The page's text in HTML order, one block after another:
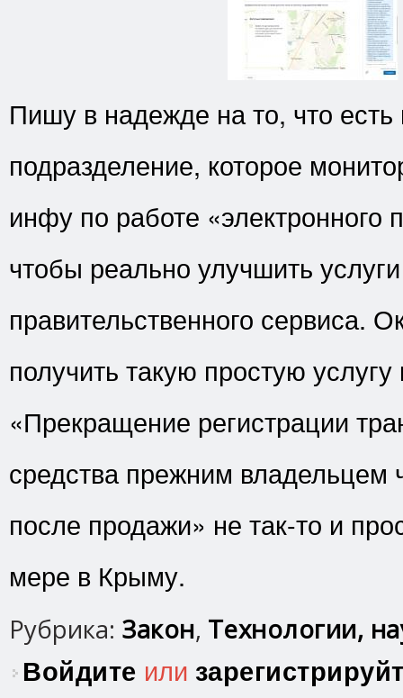
Пишу в надежде на то, что есть
подразделение, которое
инфу по работе «электронного
чтобы реально улучшить
правительственного сервиса.
получить такую простую услугу
«Прекращение регистрации
средства прежним владельцем
после продажи» не так-то и
мере в Крыму.
Рубрика: Закон, Технологии,
Войдите или